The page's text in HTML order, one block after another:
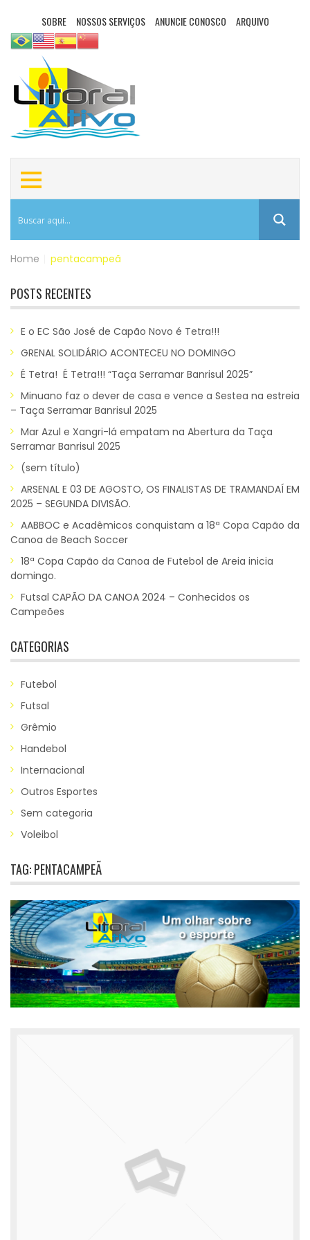
SOBRE NOSSOS SERVIÇOS ANUNCIE CONOSCO ARQUIVO
Home pentacampeã
POSTS RECENTES
E o EC São José de Capão Novo é Tetra!!!
GRENAL SOLIDÁRIO ACONTECEU NO DOMINGO
É Tetra! É Tetra!!! “Taça Serramar Banrisul 2025”
Minuano faz o dever de casa e vence a Sestea na estreia
– Taça Serramar Banrisul 2025
Mar Azul e Xangri-lá empatam na Abertura da Taça
Serramar Banrisul 2025
(sem título)
ARSENAL E 03 DE AGOSTO, OS FINALISTAS DE TRAMANDAÍ EM
2025 – SEGUNDA DIVISÃO.
AABBOC e Acadêmicos conquistam a 18ª Copa Capão da
Canoa de Beach Soccer
18ª Copa Capão da Canoa de Futebol de Areia inicia
domingo.
Futsal CAPÃO DA CANOA 2024 – Conhecidos os
Campeões
CATEGORIAS
Futebol
Futsal
Grêmio
Handebol
Internacional
Outros Esportes
Sem categoria
Voleibol
TAG:PENTACAMPEÃ